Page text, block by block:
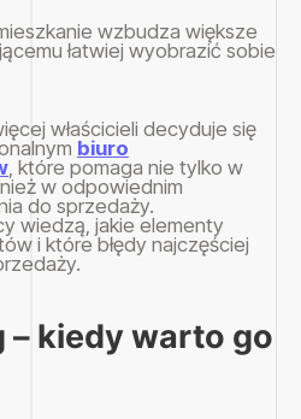
wzbudza większe
łatwiej wyobrazić sobie
właścicieli decyduje się
biuro
, które pomaga nie tylko w
w odpowiednim
do sprzedaży.
wiedzą, jakie elementy
i które błędy najczęściej
– kiedy warto go